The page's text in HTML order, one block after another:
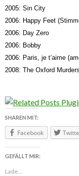
2005: Sin City
2006: Happy Feet
2006: Day Zero
2006: Bobby
2006: Paris, je t’aime
2008: The Oxford Murders
SHAREN MIT:
Facebook
GEFÄLLT MIR:
Lade...